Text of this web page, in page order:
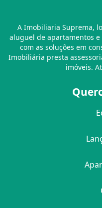
A Imobiliaria Suprema,
aluguel de apartamentos
com as soluções em
Imobiliária presta
imóveis.